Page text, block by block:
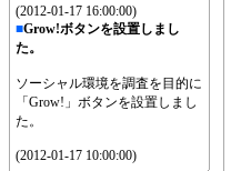
(2012-01-17 16:00:00)
■Grow!ボタンを設置しまし
た。
ソーシャル環境を調査を目的に
「Grow!」ボタンを設置しまし
た。
(2012-01-17 10:00:00)